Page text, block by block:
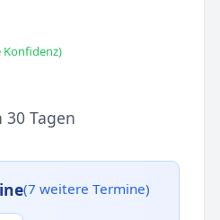
Konfidenz)
30 Tagen
(7 weitere Termine)